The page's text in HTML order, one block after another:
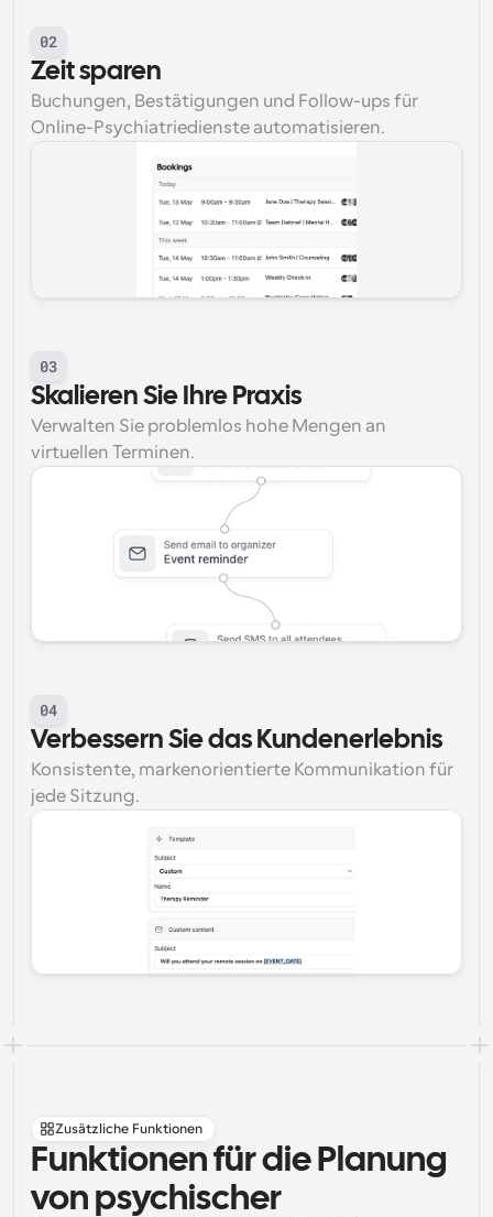
02
Zeit sparen
Buchungen, Bestätigungen und Follow-ups für
Online-Psychiatriedienste automatisieren.
03
Skalieren Sie Ihre Praxis
Verwalten Sie problemlos hohe Mengen an
virtuellen Terminen.
04
Verbessern Sie das Kundenerlebnis
Konsistente, markenorientierte Kommunikation für
jede Sitzung.
Zusätzliche Funktionen
Funktionen für die Planung
von psychischer